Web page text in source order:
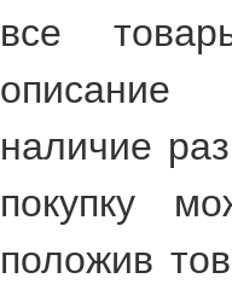
все
наличие
покупку
положив